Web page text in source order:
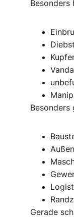
Besonders
Besonders
Gerade